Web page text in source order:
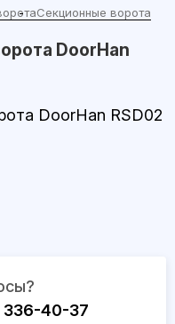
Секционные ворота
DoorHan
336-40-37